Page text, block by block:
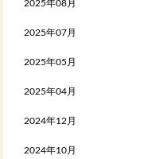
2025年08月
2025年07月
2025年05月
2025年04月
2024年12月
2024年10月